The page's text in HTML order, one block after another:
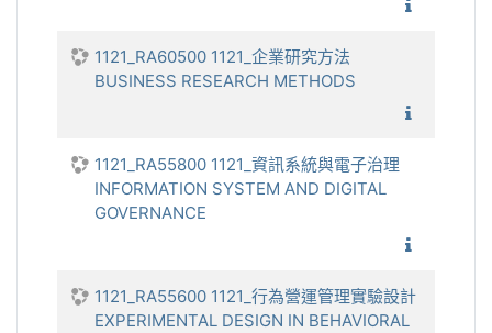
1121_RA60500 1121_企業研究方法
BUSINESS RESEARCH METHODS
1121_RA55800 1121_資訊系統與電子治理
INFORMATION SYSTEM AND DIGITAL
GOVERNANCE
1121_RA55600 1121_行為營運管理實驗設計
EXPERIMENTAL DESIGN IN BEHAVIORAL